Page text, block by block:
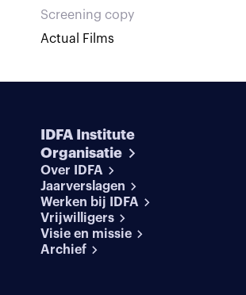
Screening copy
Actual Films
IDFA Institute
Organisatie
Over IDFA
Jaarverslagen
Werken bij IDFA
Vrijwilligers
Visie en missie
Archief